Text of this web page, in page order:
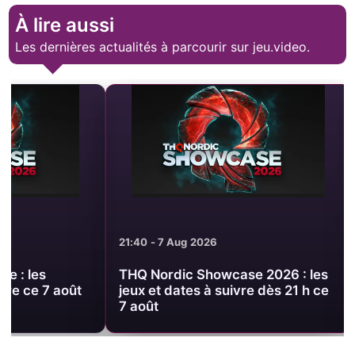
À lire aussi
Les dernières actualités à parcourir sur jeu.video.
21:40 - 7 Aug 2026
THQ Nordic Showcase 2026 : les
jeux et dates à suivre dès 21 h ce
FLOW
+ENCOUNT